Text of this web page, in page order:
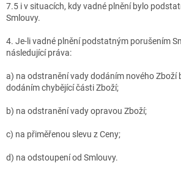
7.5 i v situacích, kdy vadné plnění bylo
Smlouvy.
4. Je-li vadné plnění podstatným porušením
následující práva:
a) na odstranění vady dodáním nového Zboží
dodáním chybějící části Zboží;
b) na odstranění vady opravou Zboží;
c) na přiměřenou slevu z Ceny;
d) na odstoupení od Smlouvy.